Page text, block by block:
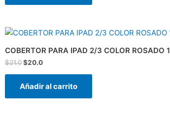
COBERTOR PARA IPAD 2/3 COLOR ROSADO 1
$21.0
El
original
era:
$21.0.
$20.0
El
actual
es:
$20.0.
Añadir al carrito